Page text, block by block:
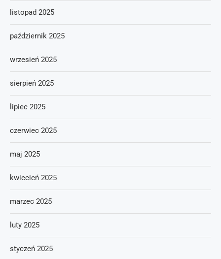
listopad 2025
październik 2025
wrzesień 2025
sierpień 2025
lipiec 2025
czerwiec 2025
maj 2025
kwiecień 2025
marzec 2025
luty 2025
styczeń 2025